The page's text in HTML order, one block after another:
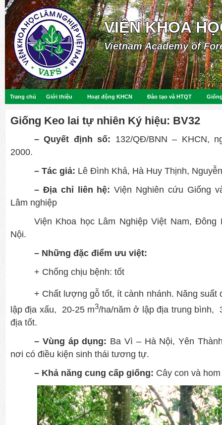
VIỆN KHOA
Vietnam Academy of
Trang chủ Giới thiệu Hoạt động KHCN Đào tạo và HTQT
Giống Keo lai tự nhiên Ký hiệu: BV32
– Quyết định số: 132/QĐ/BNN – KHCN,
2000.
– Tác giả: Lê Đình Khả, Hà Huy Thịnh,
– Địa chỉ liên hệ:Viện Nghiên cứu Giống
Lâm nghiệp
Viện Khoa học Lâm Nghiệp Việt Nam,
Nội.
– Những đặc điểm ưu việt:
+ Chống chịu bệnh: tốt
+ Chất lượng gỗ tốt, ít cành nhánh. Năng suất
lập địa xấu,
20-25 m3/ha/năm ở lập địa trung bình,
địa tốt.
– Vùng áp dụng: Ba Vì – Hà Nội, Yên
nơi có điều kiện sinh thái tương tự.
– Khả năng cung cấp giống: Cây con và